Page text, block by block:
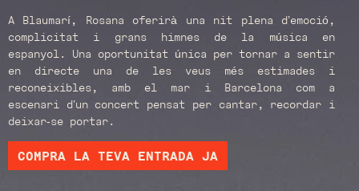
A Blaumarí, Rosana oferirà una nit plena d’emoció,
complicitat i grans himnes de la música en
espanyol. Una oportunitat única per tornar a sentir
en directe una de les veus més estimades i
reconeixibles, amb el mar i Barcelona com a
escenari d’un concert pensat per cantar, recordar i
deixar-se portar.
COMPRA LA TEVA ENTRADA JA